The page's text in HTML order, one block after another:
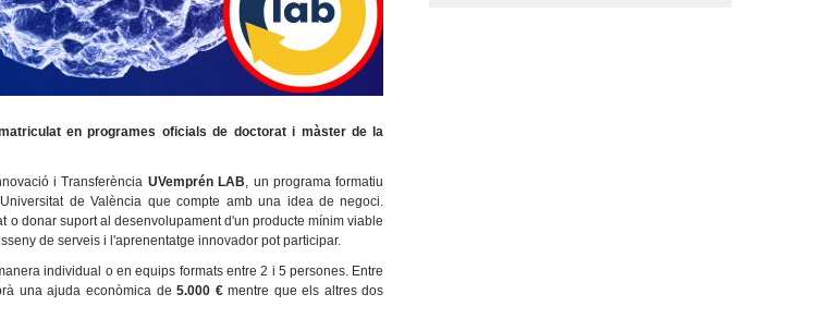
en programes oficials de doctorat i màster de la
i Transferència UVemprén LAB, un programa formatiu
de València que compte amb una idea de negoci.
donar suport al desenvolupament d'un producte mínim viable
de serveis i l'aprenentatge innovador pot participar.
individual o en equips formats entre 2 i 5 persones. Entre
una ajuda econòmica de5.000 €mentre que els altres dos